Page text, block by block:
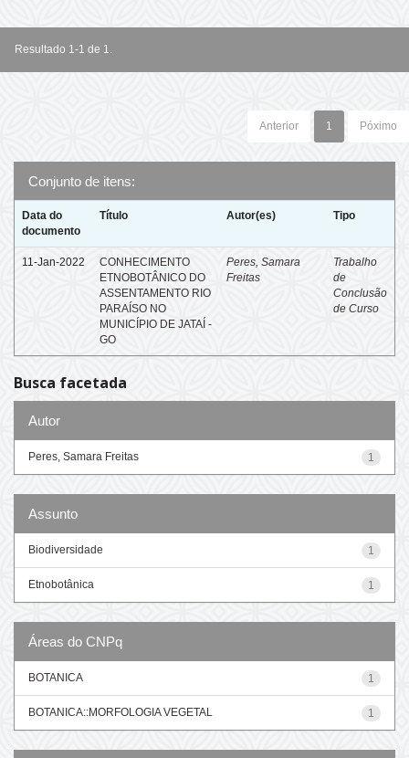
Resultado 1-1 de 1.
Anterior 1 Póximo
Conjunto de itens:
Data do
documento
Título Autor(es) Tipo
11-Jan-2022
CONHECIMENTO
ETNOBOTÂNICO DO
ASSENTAMENTO RIO
PARAÍSO NO
MUNICÍPIO DE JATAÍ -
GO
Peres, Samara
Freitas
Trabalho
de
Conclusão
de Curso
Busca facetada
Autor
1
Peres, Samara Freitas
Assunto
1
Biodiversidade
1
Etnobotânica
Áreas do CNPq
1
BOTANICA
1
BOTANICA::MORFOLOGIA VEGETAL